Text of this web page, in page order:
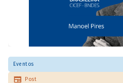
Eventos
Post